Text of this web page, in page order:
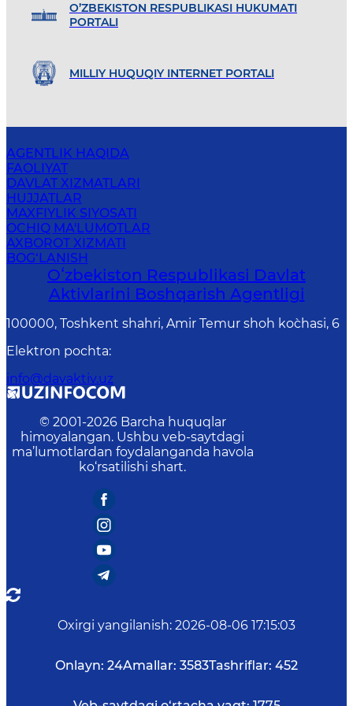
O’ZBEKISTON RESPUBLIKASI HUKUMATI
PORTALI
MILLIY HUQUQIY INTERNET PORTALI
AGENTLIK HAQIDA
FAOLIYAT
DAVLAT XIZMATLARI
HUJJATLAR
MAXFIYLIK SIYOSATI
OCHIQ MA'LUMOTLAR
AXBOROT XIZMATI
BOG‘LANISH
Oʻzbekiston Respublikasi Davlat
Aktivlarini Boshqarish Agentligi
100000, Toshkent shahri, Amir Temur shoh ko`chasi, 6
Elektron pochta:
info@davaktiv.uz
© 2001-2026 Barcha huquqlar
himoyalangan. Ushbu veb-saytdagi
ma’lumotlardan foydalanganda havola
ko‘rsatilishi shart.
Oxirgi yangilanish: 2026-08-06 17:15:03
Onlayn: 24Amallar: 3583Tashriflar: 452